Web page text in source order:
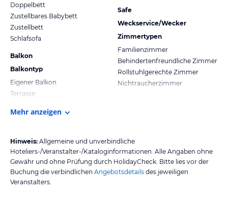
Doppelbett
Zustellbares Babybett
Zustellbett
Schlafsofa
Balkon
Balkontyp
Eigener Balkon
Terrasse
Safe
Weckservice/Wecker
Zimmertypen
Familienzimmer
Behindertenfreundliche Zimmer
Rollstuhlgerechte Zimmer
Nichtraucherzimmer
Mehr anzeigen
Hinweis: Allgemeine und unverbindliche
Hoteliers-/Veranstalter-/Kataloginformationen. Alle Angaben ohne
Gewähr und ohne Prüfung durch HolidayCheck. Bitte lies vor der
Buchung die verbindlichen Angebotsdetails des jeweiligen
Veranstalters.